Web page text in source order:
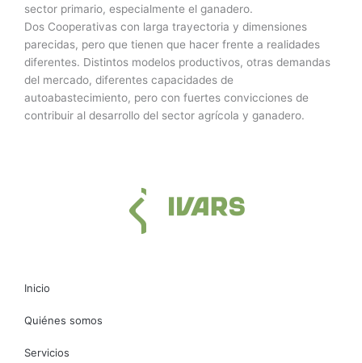
sector primario, especialmente el ganadero.
Dos Cooperativas con larga trayectoria y dimensiones
parecidas, pero que tienen que hacer frente a realidades
diferentes. Distintos modelos productivos, otras demandas
del mercado, diferentes capacidades de
autoabastecimiento, pero con fuertes convicciones de
contribuir al desarrollo del sector agrícola y ganadero.
Inicio
Quiénes somos
Servicios